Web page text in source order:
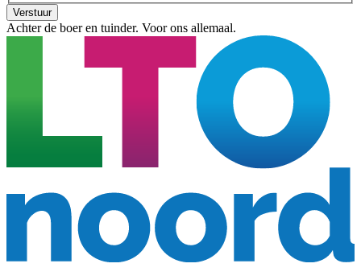
Verstuur
Achter de boer en tuinder. Voor ons allemaal.